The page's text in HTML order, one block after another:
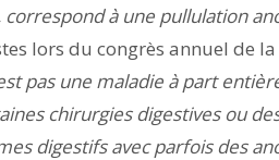
à une pullulation
lors du congrès annuel de
pas une maladie à part
chirurgies digestives ou
digestifs avec parfois des